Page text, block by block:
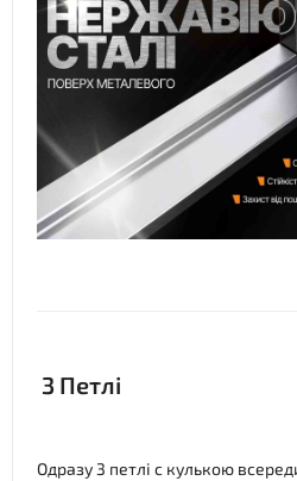
3 Петлі
Одразу 3 петлі c кулькою